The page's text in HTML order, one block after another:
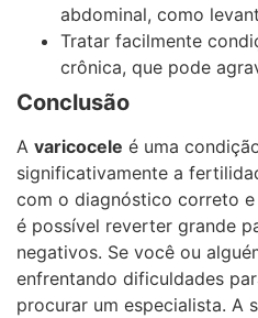
abdominal, como
Tratar facilmente
crônica, que pode
Conclusão
A varicocele é uma
significativamente a
com o diagnóstico correto
é possível reverter grande
negativos. Se você ou
enfrentando dificuldades
procurar um especialista. A